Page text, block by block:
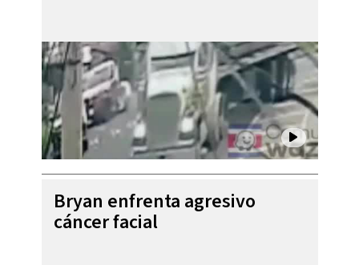
Bryan enfrenta agresivo
cáncer facial